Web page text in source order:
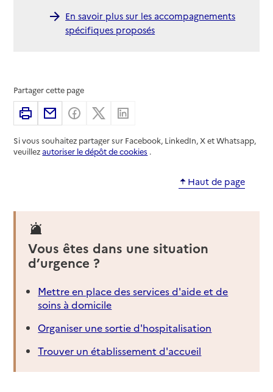
En savoir plus sur les accompagnements
spécifiques proposés
Partager cette page
ImprimerPartager par email
Partager sur Facebook
Partager sur X
Si vous souhaitez partager sur Facebook, LinkedIn, X et Whatsapp,
veuillezautoriser le dépôt de cookies .
Haut de page
Vous êtes dans une situation
d’urgence ?
Mettre en place des services d'aide et de
soins à domicile
Organiser une sortie d'hospitalisation
Trouver un établissement d'accueil